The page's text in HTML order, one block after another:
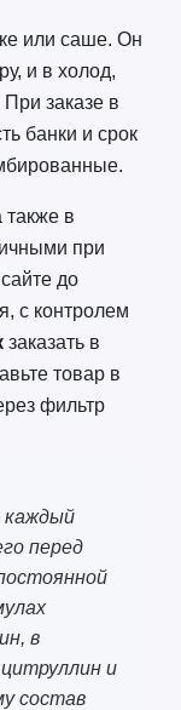
или саше. Он
и в холод,
заказе в
банки и срок
также в
при
до
с контролем
заказать в
товар в
фильтр
каждый
перед
в
и
состав